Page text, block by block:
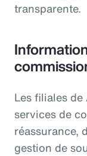
transparente.
Les filiales
services de
réassurance,
gestion de